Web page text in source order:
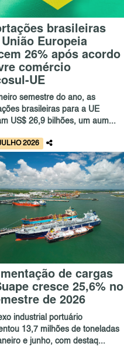
brasileiras
Europeia
26% após acordo
comércio
UE
semestre do ano, as
brasileiras para a UE
US$ 26,9 bilhões, um aum...
2026
de cargas
cresce 25,6% no
de 2026
industrial portuário
13,7 milhões de toneladas
e junho, com destaq...